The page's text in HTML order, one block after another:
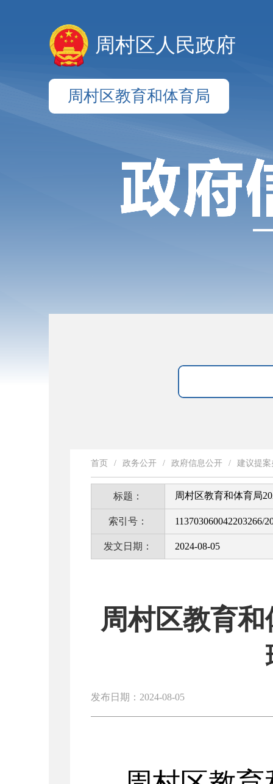
周村区人民政府
周村区教育和体育局
首页 / 政务公开 / 政府信息公开 / 建议提案
标题： 周村区教育和体育局
索引号： 113703060042203266/
发文日期： 2024-08-05
周村区教育
发布日期：2024-08-05